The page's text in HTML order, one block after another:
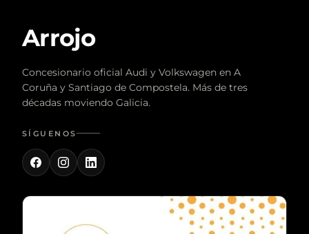
Arrojo
Concesionario oficial Audi y Volkswagen en A
Coruña y Santiago de Compostela. Más de tres
décadas moviendo Galicia.
SÍGUENOS